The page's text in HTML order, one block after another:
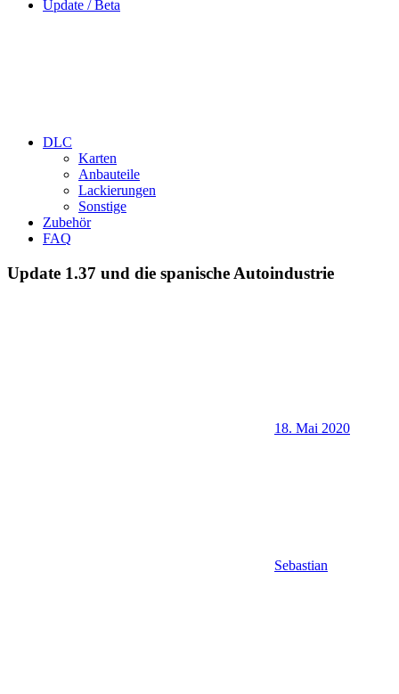
Update / Beta
DLC
Karten
Anbauteile
Lackierungen
Sonstige
Zubehör
FAQ
Update 1.37 und die spanische Autoindustrie
18. Mai 2020
Sebastian